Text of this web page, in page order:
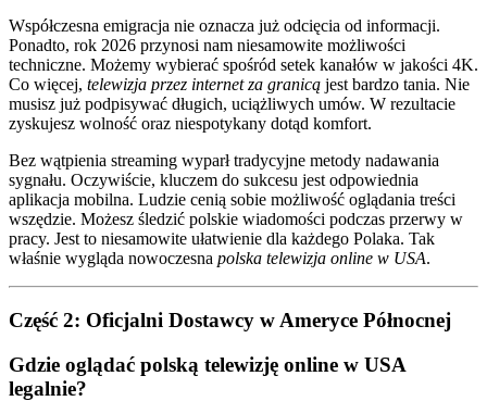
Współczesna emigracja nie oznacza już odcięcia od informacji.
Ponadto, rok 2026 przynosi nam niesamowite możliwości
techniczne. Możemy wybierać spośród setek kanałów w jakości 4K.
Co więcej, telewizja przez internet za granicą jest bardzo tania. Nie
musisz już podpisywać długich, uciążliwych umów. W rezultacie
zyskujesz wolność oraz niespotykany dotąd komfort.
Bez wątpienia streaming wyparł tradycyjne metody nadawania
sygnału. Oczywiście, kluczem do sukcesu jest odpowiednia
aplikacja mobilna. Ludzie cenią sobie możliwość oglądania treści
wszędzie. Możesz śledzić polskie wiadomości podczas przerwy w
pracy. Jest to niesamowite ułatwienie dla każdego Polaka. Tak
właśnie wygląda nowoczesna polska telewizja online w USA.
Część 2: Oficjalni Dostawcy w Ameryce Północnej
Gdzie oglądać polską telewizję online w USA
legalnie?